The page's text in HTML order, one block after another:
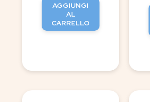
AGGIUNGI
AL
CARRELLO